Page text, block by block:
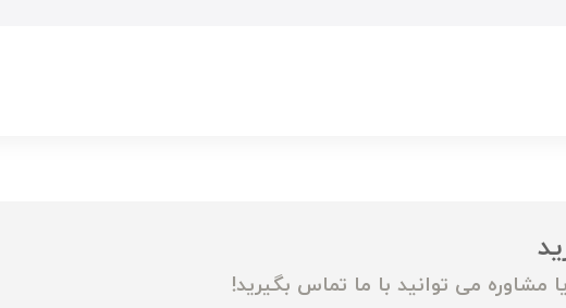
مشاوره می توانید با ما تماس بگیرید!